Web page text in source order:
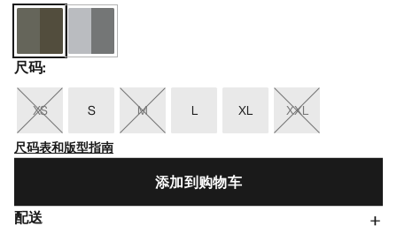
尺码:
XS S M L XL
XXL
尺码表和版型指南
添加到购物车
配送